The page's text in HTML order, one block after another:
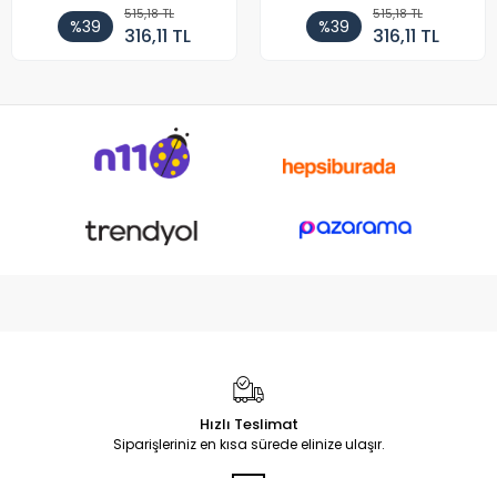
%39
515,18 TL
316,11 TL %39
515,18 TL
316,11 TL
Hızlı Teslimat
Siparişleriniz en kısa sürede elinize ulaşır.